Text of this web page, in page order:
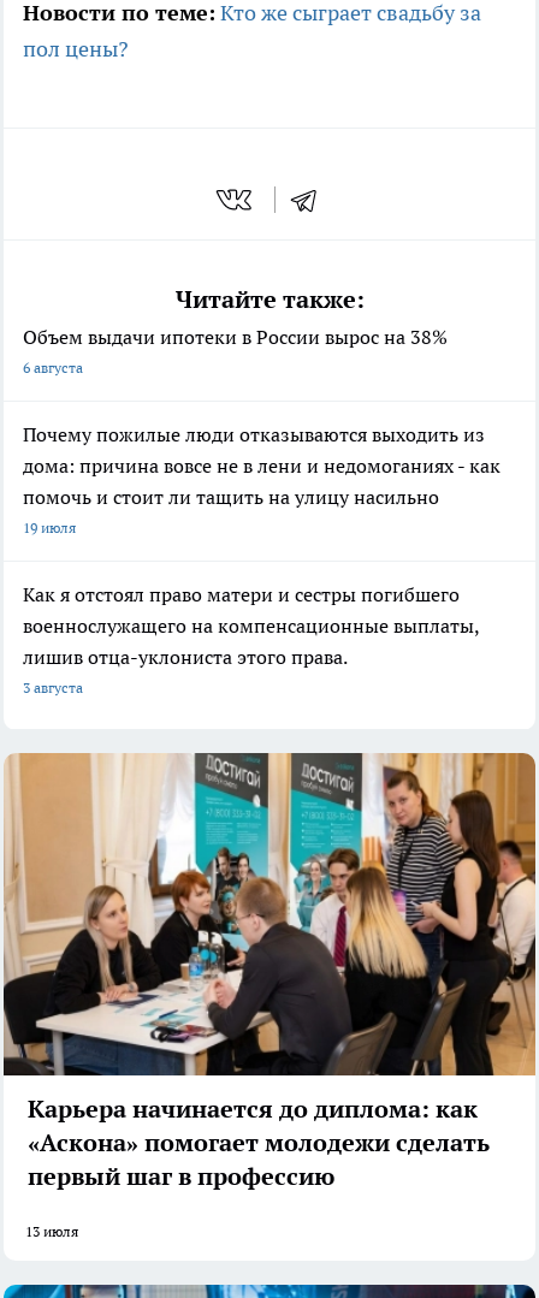
Новости по теме: Кто же сыграет свадьбу за
пол цены?
Читайте также:
Объем выдачи ипотеки в России вырос на 38%
6 августа
Почему пожилые люди отказываются выходить из
дома: причина вовсе не в лени и недомоганиях - как
помочь и стоит ли тащить на улицу насильно
19 июля
Как я отстоял право матери и сестры погибшего
военнослужащего на компенсационные выплаты,
лишив отца-уклониста этого права.
3 августа
Карьера начинается до диплома: как
«Аскона» помогает молодежи сделать
первый шаг в профессию
13 июля